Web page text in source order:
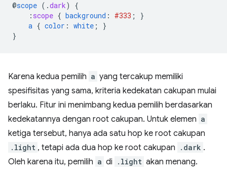
@scope ( .dark)
{
: scope { background : #333 ;
}
a { color : white ;
}
}
Karena kedua pemilih a yang tercakup memiliki
spesifisitas yang sama, kriteria kedekatan cakupan mulai
berlaku. Fitur ini menimbang kedua pemilih berdasarkan
kedekatannya dengan root cakupan. Untuk elemen a
ketiga tersebut, hanya ada satu hop ke root cakupan
.light , tetapi ada dua hop ke root cakupan .dark .
Oleh karena itu, pemilih a di .light akan menang.